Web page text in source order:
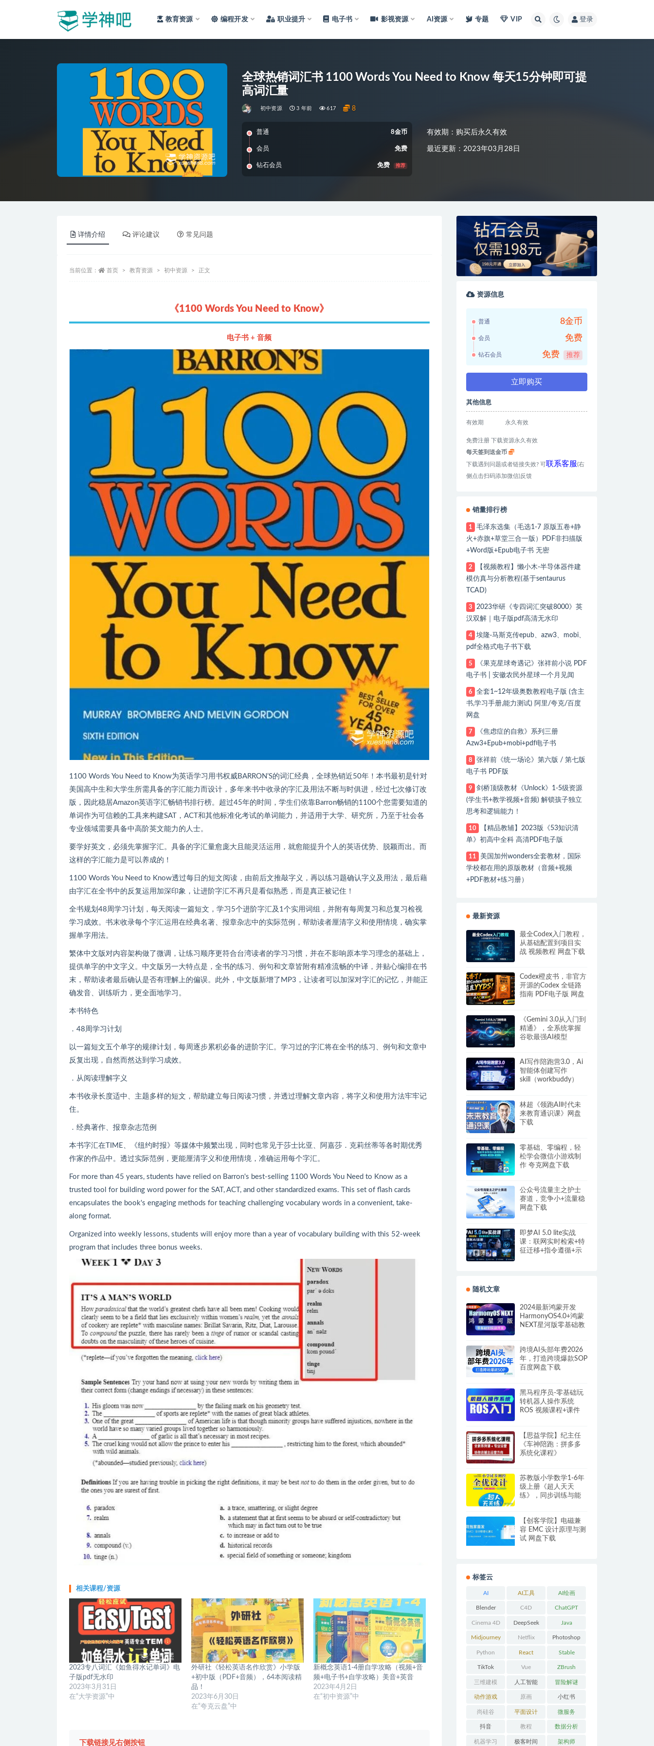
教育资源 编程开发 职业提升 电子书 影视资源 AI资源 专题 VIP 登录
全球热销词汇书 1100 Words You Need to Know 每天15分钟即可提
高词汇量
初中资源 3 年前 617 8
普通 8金币
会员 免费
钻石会员 免费 推荐
有效期：购买后永久有效
最近更新：2023年03月28日
详情介绍 评论建议 常见问题
当前位置： 首页 教育资源 初中资源 正文
《1100 Words You Need to Know》
电子书 + 音频
1100 Words You Need to Know为英语学习用书权威BARRON’S的词汇经典，全球热销近50年！本书最初是针对
美国高中生和大学生所需具备的字汇能力而设计，多年来书中收录的字汇及用法不断与时俱进，经过七次修订改
版，因此稳居Amazon英语字汇畅销书排行榜。超过45年的时间，学生们依靠Barron畅销的1100个您需要知道的
单词作为可信赖的工具来构建SAT，ACT和其他标准化考试的单词能力，并适用于大学、研究所，乃至于社会各
专业领域需要具备中高阶英文能力的人士。
要学好英文，必须先掌握字汇。具备的字汇量愈庞大且能灵活运用，就愈能提升个人的英语优势、脱颖而出。而
这样的字汇能力是可以养成的！
1100 Words You Need to Know透过每日的短文阅读，由前后文推敲字义，再以练习题确认字义及用法，最后藉
由字汇在全书中的反复运用加深印象，让进阶字汇不再只是看似熟悉，而是真正被记住！
全书规划48周学习计划，每天阅读一篇短文，学习5个进阶字汇及1个实用词组，并附有每周复习和总复习检视
学习成效。书末收录每个字汇运用在经典名著、报章杂志中的实际范例，帮助读者厘清字义和使用情境，确实掌
握单字用法。
繁体中文版对内容架构做了微调，让练习顺序更符合台湾读者的学习习惯，并在不影响原本学习理念的基础上，
提供单字的中文字义。中文版另一大特点是，全书的练习、例句和文章皆附有精准流畅的中译，并贴心编排在书
末，帮助读者最后确认是否有理解上的偏误。此外，中文版新增了MP3，让读者可以加深对字汇的记忆，并能正
确发音、训练听力，更全面地学习。
本书特色
．48周学习计划
以一篇短文五个单字的规律计划，每周逐步累积必备的进阶字汇。学习过的字汇将在全书的练习、例句和文章中
反复出现，自然而然达到学习成效。
．从阅读理解字义
本书收录长度适中、主题多样的短文，帮助建立每日阅读习惯，并透过理解文章内容，将字义和使用方法牢牢记
住。
．经典著作、报章杂志范例
本书字汇在TIME、《纽约时报》等媒体中频繁出现，同时也常见于莎士比亚、阿嘉莎．克莉丝蒂等各时期优秀
作家的作品中。透过实际范例，更能厘清字义和使用情境，准确运用每个字汇。
For more than 45 years, students have relied on Barron's best-selling 1100 Words You Need to Know as a
trusted tool for building word power for the SAT, ACT, and other standardized exams. This set of flash cards
encapsulates the book's engaging methods for teaching challenging vocabulary words in a convenient, take-
along format.
Organized into weekly lessons, students will enjoy more than a year of vocabulary building with this 52-week
program that includes three bonus weeks.
相关课程/资源
2023专八词汇《如鱼得水记单词》电
子版pdf无水印
2023年3月31日
在“大学资源”中
外研社《轻松英语名作欣赏》小学版
+初中版（PDF+音频），64本阅读精
品！
2023年6月30日
在“夸克云盘”中
新概念英语1-4册自学攻略（视频+音
频+电子书+自学攻略）美音+英音
2023年4月2日
在“初中资源”中
下载链接见右侧按钮
资源信息
普通 8金币
会员 免费
钻石会员 免费 推荐
立即购买
其他信息
有效期 永久有效
免费注册 下载资源永久有效
每天签到送金币
下载遇到问题或者链接失效? 可联系客服(右
侧点击扫码添加微信)反馈
销量排行榜
1
毛泽东选集（毛选1-7 原版五卷+静
火+赤旗+草堂三合一版）PDF非扫描版
+Word版+Epub电子书 无密
2
【视频教程】懒小木-半导体器件建
模仿真与分析教程(基于sentaurus
TCAD)
3
2023华研《专四词汇突破8000》英
汉双解｜电子版pdf高清无水印
4
埃隆·马斯克传epub、azw3、mobi、
pdf全格式电子书下载
5
《果克星球奇遇记》张祥前小说 PDF
电子书 | 安徽农民外星球一个月见闻
6
全套1~12年级奥数教程电子版 (含主
书,学习手册,能力测试) 阿里/夸克/百度
网盘
7
《焦虑症的自救》系列三册
Azw3+Epub+mobi+pdf电子书
8
张祥前《统一场论》第六版 / 第七版
电子书 PDF版
9
剑桥顶级教材《Unlock》1-5级资源
(学生书+教学视频+音频) 解锁孩子独立
思考和逻辑能力！
10
【精品教辅】2023版《53知识清
单》初高中全科 高清PDF电子版
11
美国加州wonders全套教材，国际
学校都在用的原版教材（音频+视频
+PDF教材+练习册）
最新资源
最全Codex入门教程，
从基础配置到项目实
战 视频教程 网盘下载
Codex橙皮书，非官方
开源的Codex 全链路
指南 PDF电子版 网盘
《Gemini 3.0从入门到
精通》，全系统掌握
谷歌最强AI模型
AI写作陪跑营3.0，Ai
智能体创建写作
skill（workbuddy）
林超《领跑AI时代未
来教育通识课》网盘
下载
零基础、零编程，轻
松学会微信小游戏制
作 夸克网盘下载
公众号流量主之护士
赛道，竞争小+流量稳
网盘下载
即梦AI 5.0 lite实战
课：联网实时检索+特
征迁移+指令遵循+示
随机文章
2024最新鸿蒙开发
HarmonyOS4.0+鸿蒙
NEXT星河版零基础教
跨境AI头部年费2026
年，打造跨境爆款SOP
百度网盘下载
黑马程序员-零基础玩
转机器人操作系统
ROS 视频课程+课件
【思益学院】纪主任
《车神陪跑：拼多多
系统化课程》
苏教版小学数学1-6年
级上册《超人天天
练》，同步训练与能
【创客学院】电磁兼
容 EMC 设计原理与测
试 网盘下载
标签云
AI AI工具 AI绘画
Blender C4D ChatGPT
Cinema 4D DeepSeek Java
Midjourney Netflix Photoshop
Python React Stable
Diffusion
TikTok Vue ZBrush
三维建模 人工智能 冒险解谜
AVG
动作游戏
ACT
原画 小红书
尚硅谷 平面设计 微服务
抖音 教程 数据分析
机器学习 极客时间 架构师